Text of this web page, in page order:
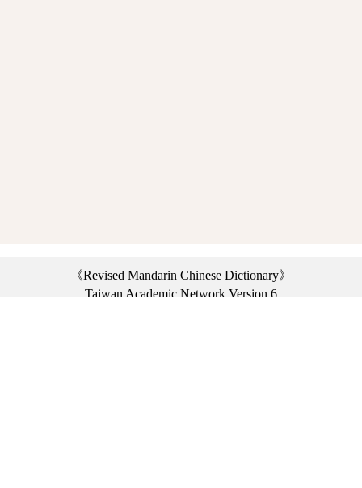
《Revised Mandarin Chinese Dictionary》
Taiwan Academic Network Version 6